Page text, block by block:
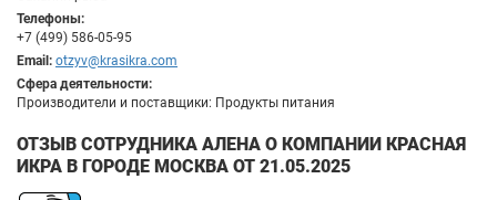
Телефоны:
+7 (499) 586-05-95
Email: otzyv@krasikra.com
Сфера деятельности:
Производители и поставщики: Продукты питания
ОТЗЫВ СОТРУДНИКА АЛЕНА О КОМПАНИИ КРАСНАЯ
ИКРА В ГОРОДЕ МОСКВА ОТ 21.05.2025